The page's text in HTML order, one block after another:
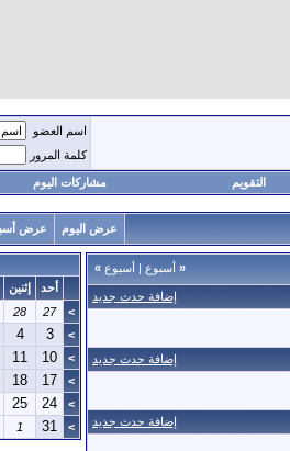
اسم العضو
كلمة المرور
التقويم مشاركات اليوم
عرض اليوم عرض
« أسبوع | أسبوع »
إضافة حدث جديد
إضافة حدث جديد
إضافة حدث جديد
أحد إثنين
>
27
28
>
3
4
>
10
11
>
17
18
>
24
25
>
31
1